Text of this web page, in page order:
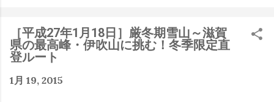
人，那我還在這幹嘛？？？（笑）” 也記得更久以前，當我
們還在研究那個眼鏡時，常聽到像是：『 他們不知道用了
什麼黑科技 』，這類沒有建設性、不應該從 RD 嘴裡說出
來的話，而我也是不以為然。坦白講，以前每次只要聽到某
SW嘴砲經理（暫且以H君稱之），沒事就把『 黑科技 』
［平成27年1月18日］厳冬期雪山～滋賀
県の最高峰・伊吹山に挑む！冬季限定直
登ルート
1月 19, 2015